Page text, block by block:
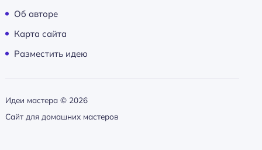
Об авторе
Карта сайта
Разместить идею
Идеи мастера © 2026
Сайт для домашних мастеров